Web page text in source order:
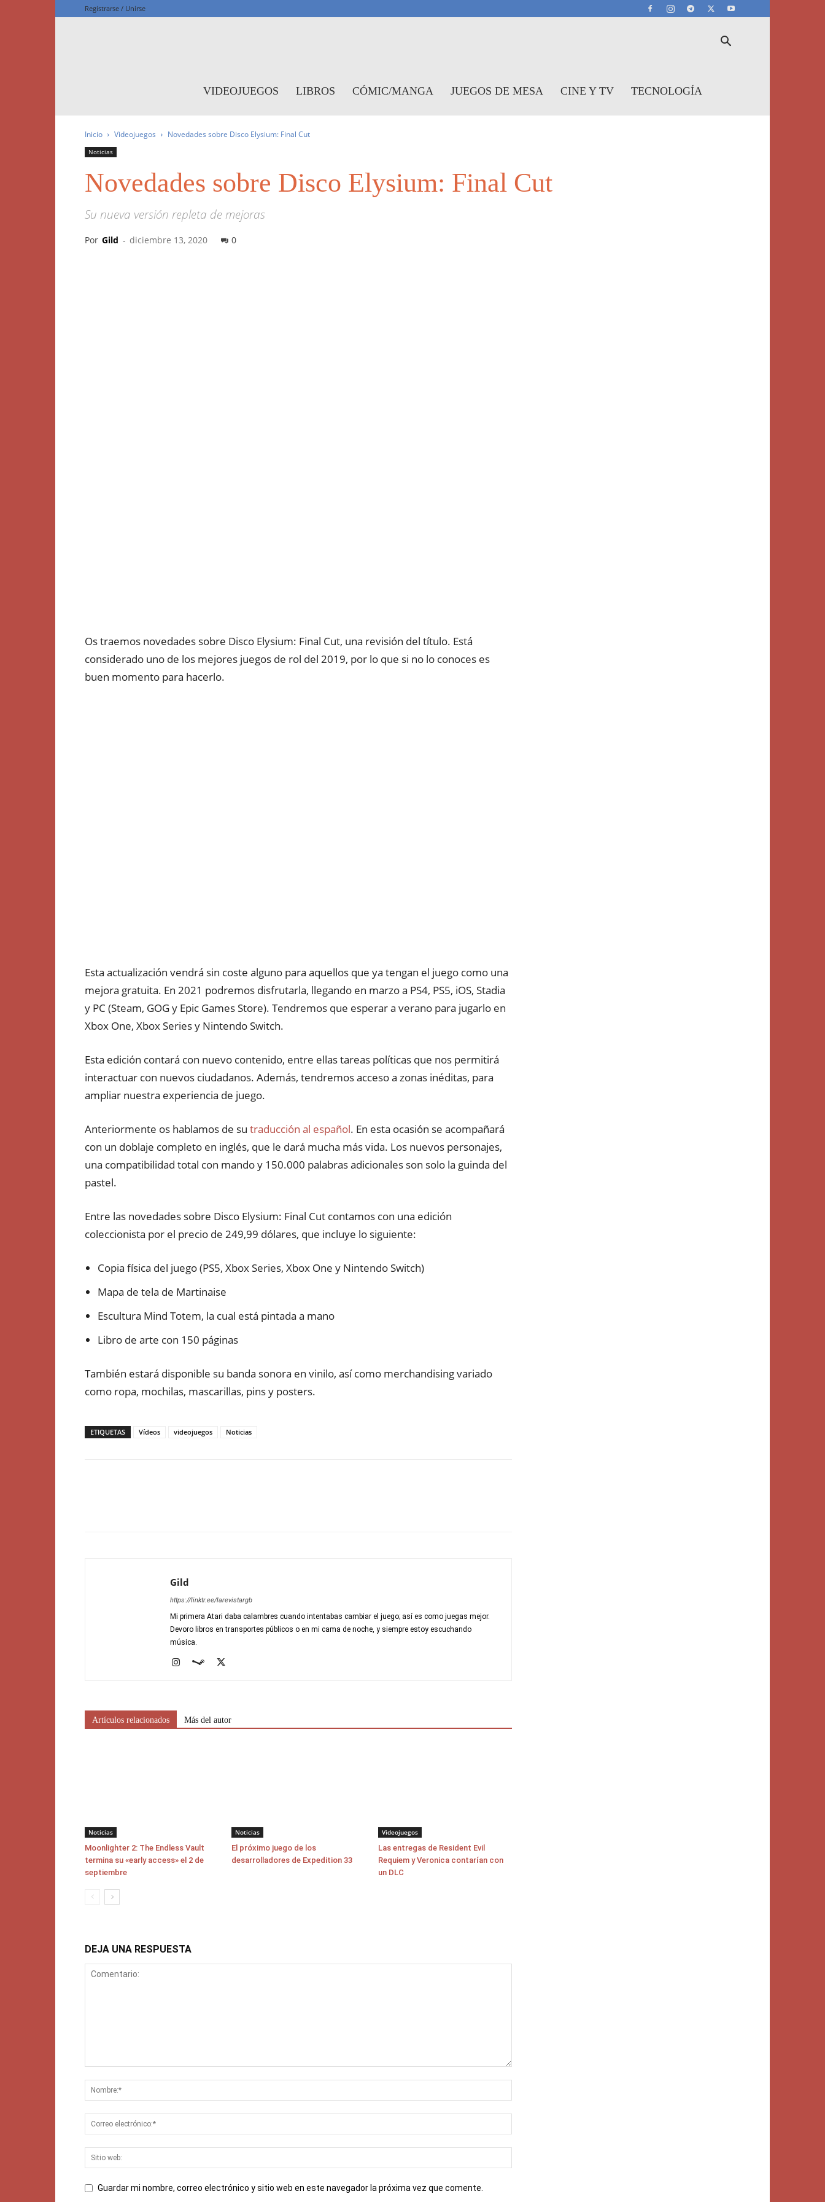
Registrarse / Unirse
VIDEOJUEGOS LIBROS CÓMIC/MANGA JUEGOS DE MESA CINE Y TV TECNOLOGÍA
Inicio Videojuegos Novedades sobre Disco Elysium: Final Cut
Noticias
Novedades sobre Disco Elysium: Final Cut
Su nueva versión repleta de mejoras
Por Gild - diciembre 13, 2020 0
Os traemos novedades sobre Disco Elysium: Final Cut, una revisión del título. Está
considerado uno de los mejores juegos de rol del 2019, por lo que si no lo conoces es
buen momento para hacerlo.
Esta actualización vendrá sin coste alguno para aquellos que ya tengan el juego como una
mejora gratuita. En 2021 podremos disfrutarla, llegando en marzo a PS4, PS5, iOS, Stadia
y PC (Steam, GOG y Epic Games Store). Tendremos que esperar a verano para jugarlo en
Xbox One, Xbox Series y Nintendo Switch.
Esta edición contará con nuevo contenido, entre ellas tareas políticas que nos permitirá
interactuar con nuevos ciudadanos. Además, tendremos acceso a zonas inéditas, para
ampliar nuestra experiencia de juego.
Anteriormente os hablamos de su traducción al español. En esta ocasión se acompañará
con un doblaje completo en inglés, que le dará mucha más vida. Los nuevos personajes,
una compatibilidad total con mando y 150.000 palabras adicionales son solo la guinda del
pastel.
Entre las novedades sobre Disco Elysium: Final Cut contamos con una edición
coleccionista por el precio de 249,99 dólares, que incluye lo siguiente:
Copia física del juego (PS5, Xbox Series, Xbox One y Nintendo Switch)
Mapa de tela de Martinaise
Escultura Mind Totem, la cual está pintada a mano
Libro de arte con 150 páginas
También estará disponible su banda sonora en vinilo, así como merchandising variado
como ropa, mochilas, mascarillas, pins y posters.
ETIQUETAS Vídeos videojuegos Noticias
Gild
https://linktr.ee/larevistargb
Mi primera Atari daba calambres cuando intentabas cambiar el juego; así es como juegas mejor.
Devoro libros en transportes públicos o en mi cama de noche, y siempre estoy escuchando
música.
Artículos relacionados Más del autor
Noticias
Moonlighter 2: The Endless Vault
termina su «early access» el 2 de
septiembre
Noticias
El próximo juego de los
desarrolladores de Expedition 33
Videojuegos
Las entregas de Resident Evil
Requiem y Veronica contarían con
un DLC
DEJA UNA RESPUESTA
Guardar mi nombre, correo electrónico y sitio web en este navegador la próxima vez que comente.